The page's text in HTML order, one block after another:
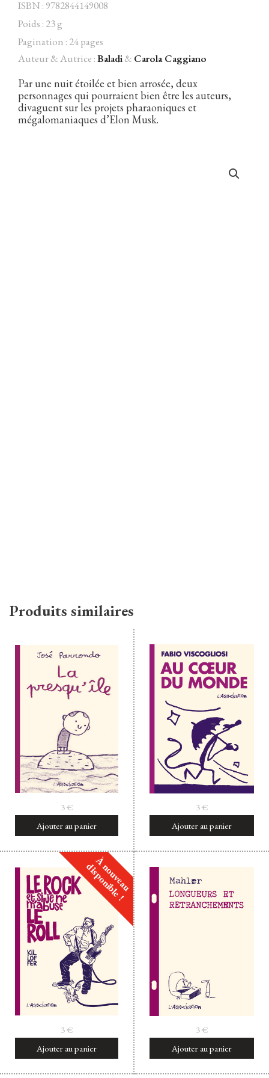
Facebook Instagram Twitter
Hébergé par Vixns
ISBN : 9782844149008
Poids : 23 g
Pagination : 24 pages
Auteur & Autrice :Baladi& Carola Caggiano
Par une nuit étoilée et bien arrosée, deux
personnages qui pourraient bien être les auteurs,
divaguent sur les projets pharaoniques et
mégalomaniaques d’Elon Musk.
Produits similaires
3€
Ajouter au panier
3€
Ajouter au panier
3€
Ajouter au panier
À nouveau
disponible !
3€
Ajouter au panier